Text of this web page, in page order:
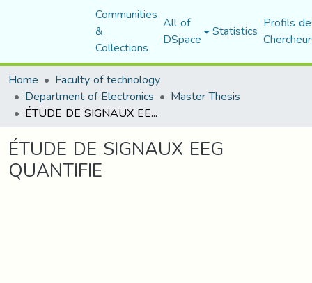
Communities
&
Collections
All of
DSpace Statistics Profils
Home
Faculty of technology
Department of Electronics Master Thesis
ÉTUDE DE SIGNAUX EEG QUANTIFIE
ÉTUDE DE SIGNAUX EEG
QUANTIFIE